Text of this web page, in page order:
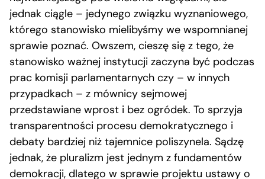
jednak ciągle – jedynego związku wyznaniowego,
którego stanowisko mielibyśmy we wspomnianej
sprawie poznać. Owszem, cieszę się z tego, że
stanowisko ważnej instytucji zaczyna być podczas
prac komisji parlamentarnych czy – w innych
przypadkach – z mównicy sejmowej
przedstawiane wprost i bez ogródek. To sprzyja
transparentności procesu demokratycznego i
debaty bardziej niż tajemnice poliszynela. Sądzę
jednak, że pluralizm jest jednym z fundamentów
demokracji, dlatego w sprawie projektu ustawy o